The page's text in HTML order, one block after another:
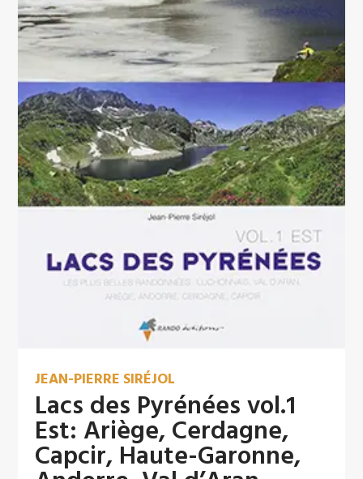
JEAN-PIERRE SIRÉJOL
Lacs des Pyrénées vol.1
Est: Ariège, Cerdagne,
Capcir, Haute-Garonne,